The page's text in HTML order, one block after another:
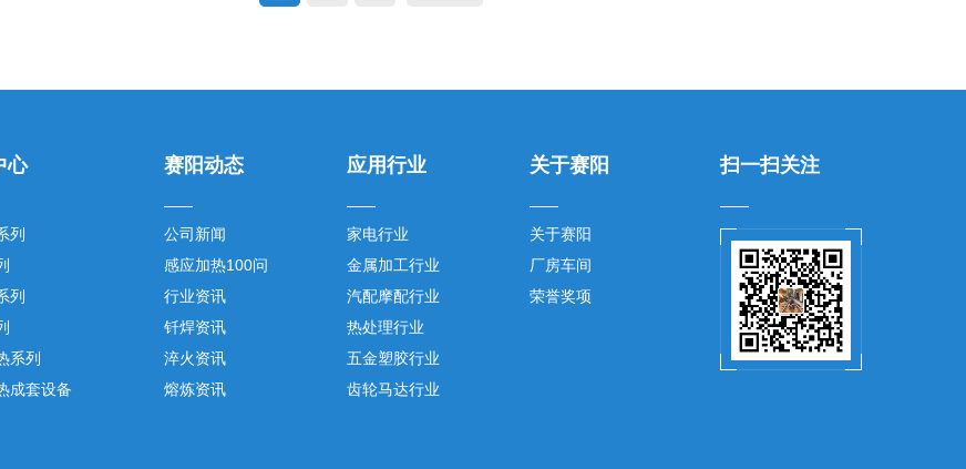
心
列
列
系列
成套设备
赛阳动态
公司新闻
感应加热100问
行业资讯
钎焊资讯
淬火资讯
熔炼资讯
应用行业
家电行业
金属加工行业
汽配摩配行业
热处理行业
五金塑胶行业
齿轮马达行业
关于赛阳
关于赛阳
厂房车间
荣誉奖项
扫一扫关注